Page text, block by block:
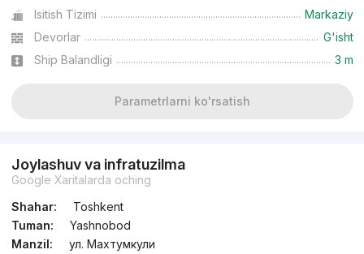
Isitish Tizimi
Markaziy
Devorlar
G'isht
Ship Balandligi
3 m
Parametrlarni ko'rsatish
Joylashuv va infratuzilma
Google Xaritalarda oching
Shahar:
Toshkent
Tuman:
Yashnobod
Manzil:
ул. Махтумкули